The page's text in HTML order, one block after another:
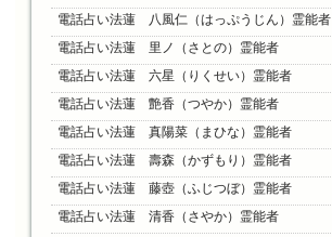
電話占い法蓮 八風仁（はっぷうじん）霊能者
電話占い法蓮 里ノ（さとの）霊能者
電話占い法蓮 六星（りくせい）霊能者
電話占い法蓮 艶香（つやか）霊能者
電話占い法蓮 真陽菜（まひな）霊能者
電話占い法蓮 壽森（かずもり）霊能者
電話占い法蓮 藤壺（ふじつぼ）霊能者
電話占い法蓮 清香（さやか）霊能者